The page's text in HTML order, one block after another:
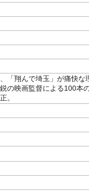
「翔んで埼玉」が痛快な
の映画監督による100本
。